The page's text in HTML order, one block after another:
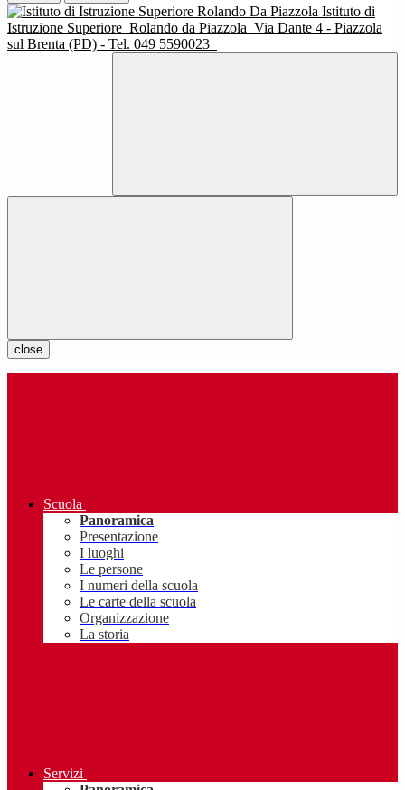
Istituto di
Istruzione Superiore Rolando da Piazzola Via Dante 4 - Piazzola
sul Brenta (PD) - Tel. 049 5590023
close
Scuola
Panoramica
Presentazione
I luoghi
Le persone
I numeri della scuola
Le carte della scuola
Organizzazione
La storia
Servizi